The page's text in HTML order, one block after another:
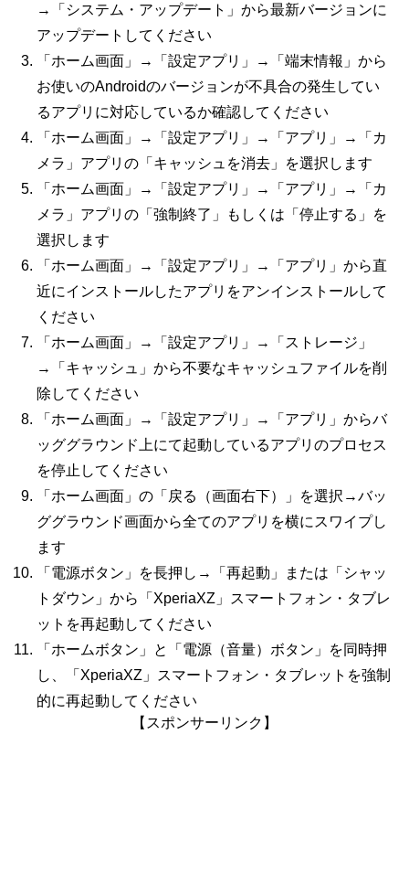
→「システム・アップデート」から最新バージョンに
アップデートしてください
「ホーム画面」→「設定アプリ」→「端末情報」から
お使いのAndroidのバージョンが不具合の発生してい
るアプリに対応しているか確認してください
「ホーム画面」→「設定アプリ」→「アプリ」→「カ
メラ」アプリの「キャッシュを消去」を選択します
「ホーム画面」→「設定アプリ」→「アプリ」→「カ
メラ」アプリの「強制終了」もしくは「停止する」を
選択します
「ホーム画面」→「設定アプリ」→「アプリ」から直
近にインストールしたアプリをアンインストールして
ください
「ホーム画面」→「設定アプリ」→「ストレージ」
→「キャッシュ」から不要なキャッシュファイルを削
除してください
「ホーム画面」→「設定アプリ」→「アプリ」からバ
ッググラウンド上にて起動しているアプリのプロセス
を停止してください
「ホーム画面」の「戻る（画面右下）」を選択→バッ
ググラウンド画面から全てのアプリを横にスワイプし
ます
「電源ボタン」を長押し→「再起動」または「シャッ
トダウン」から「XperiaXZ」スマートフォン・タブレ
ットを再起動してください
「ホームボタン」と「電源（音量）ボタン」を同時押
し、「XperiaXZ」スマートフォン・タブレットを強制
的に再起動してください
【スポンサーリンク】